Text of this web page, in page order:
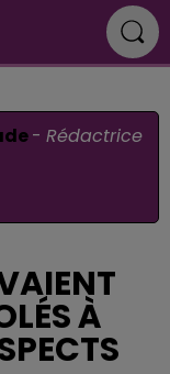
-Rédactrice
À